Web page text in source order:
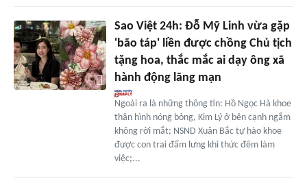
Sao Việt 24h: Đỗ Mỹ Linh vừa gặp
'bão táp' liền được chồng Chủ tịch
tặng hoa, thắc mắc ai dạy ông xã
hành động lãng mạn
Ngoài ra là những thông tin: Hồ Ngọc Hà khoe
thân hình nóng bỏng, Kim Lý ở bên cạnh ngắm
không rời mắt; NSND Xuân Bắc tự hào khoe
được con trai đấm lưng khi thức đêm làm
việc;...